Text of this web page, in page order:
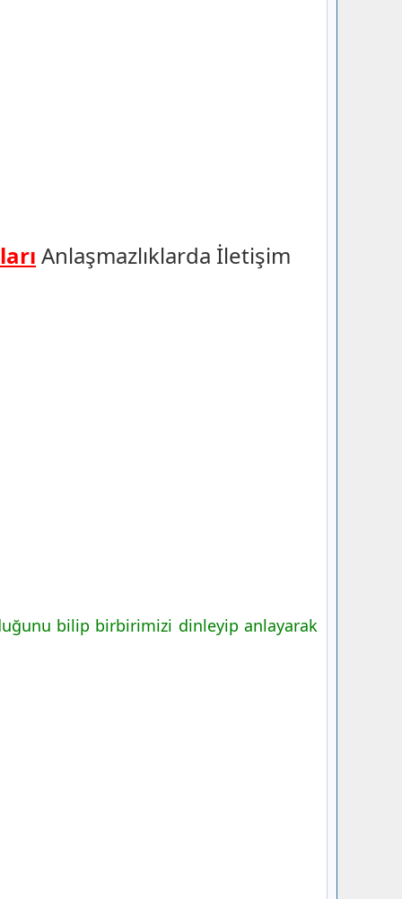
Anlaşmazlıklarda İletişim
bilip birbirimizi dinleyip anlayarak